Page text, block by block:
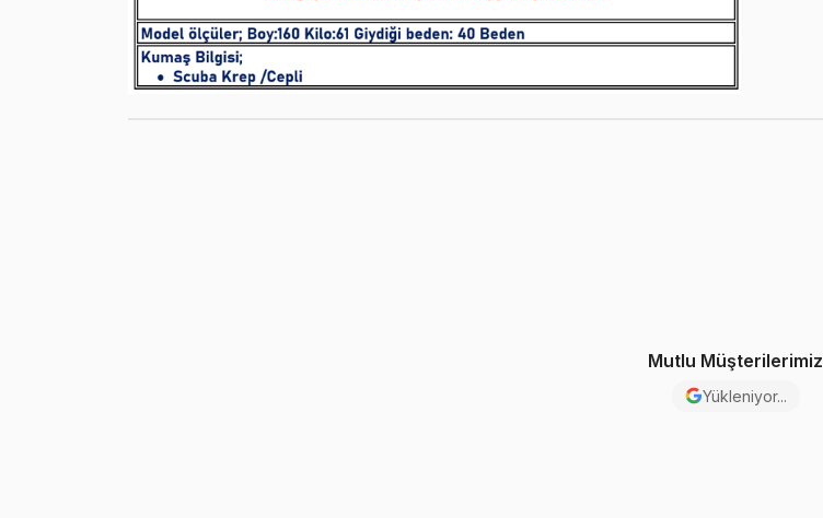
Mutlu Müşterilerimiz
Yükleniyor...